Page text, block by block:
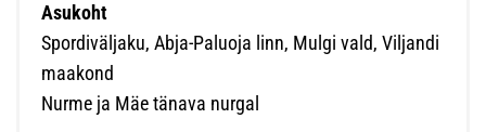
Asukoht
Spordiväljaku, Abja-Paluoja linn, Mulgi vald, Viljandi
maakond
Nurme ja Mäe tänava nurgal